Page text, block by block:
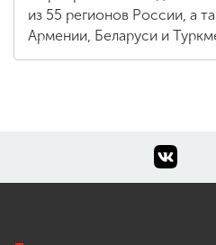
из 55 регионов России, а
Армении, Беларуси и